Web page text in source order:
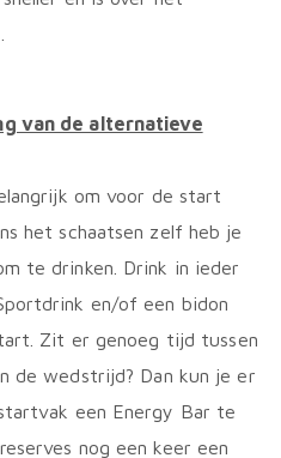
van de alternatieve
om voor de start
het schaatsen zelf heb je
te drinken. Drink in ieder
en/of een bidon
Zit er genoeg tijd tussen
de wedstrijd? Dan kun je er
een Energy Bar te
nog een keer een